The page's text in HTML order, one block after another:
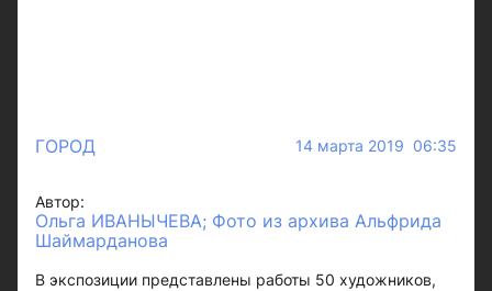
ГОРОД 14 марта 2019 06:35
Автор:
Ольга ИВАНЫЧЕВА; Фото из архива Альфрида
Шаймарданова
В экспозиции представлены работы 50 художников,